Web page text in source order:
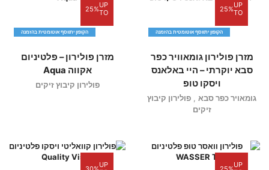
UP
TO
25%
הקופון יתווסף אוטומטית בהזמנה
מזרן פולירון גומאוויר כפר
סבא יוקרתי – היי באלאנס
ויסקו טופ
גומאויר כפר סבא
פולירון קיבוץ
זיקים
UP
TO
25%
הקופון יתווסף אוטומטית בהזמנה
מזרן פולירון – פלטיניום
אקווה Aqua
פולירון קיבוץ זיקים
UP
UP